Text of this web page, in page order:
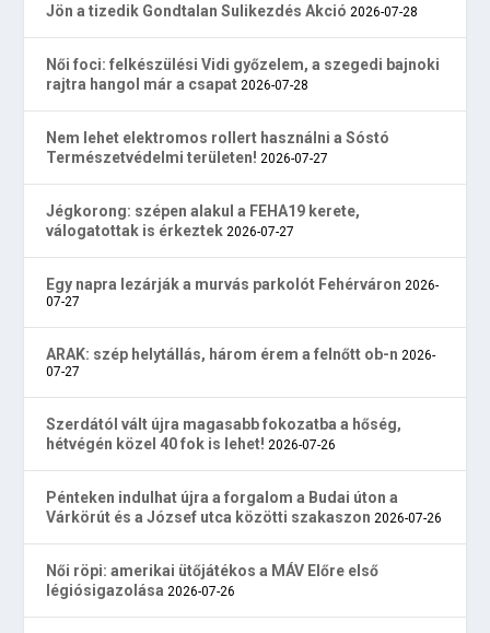
Jön a tizedik Gondtalan Sulikezdés Akció 2026-07-28
Női foci: felkészülési Vidi győzelem, a szegedi bajnoki
rajtra hangol már a csapat 2026-07-28
Nem lehet elektromos rollert használni a Sóstó
Természetvédelmi területen! 2026-07-27
Jégkorong: szépen alakul a FEHA19 kerete,
válogatottak is érkeztek 2026-07-27
Egy napra lezárják a murvás parkolót Fehérváron 2026-
07-27
ARAK: szép helytállás, három érem a felnőtt ob-n 2026-
07-27
Szerdától vált újra magasabb fokozatba a hőség,
hétvégén közel 40 fok is lehet! 2026-07-26
Pénteken indulhat újra a forgalom a Budai úton a
Várkörút és a József utca közötti szakaszon 2026-07-26
Női röpi: amerikai ütőjátékos a MÁV Előre első
légiósigazolása 2026-07-26